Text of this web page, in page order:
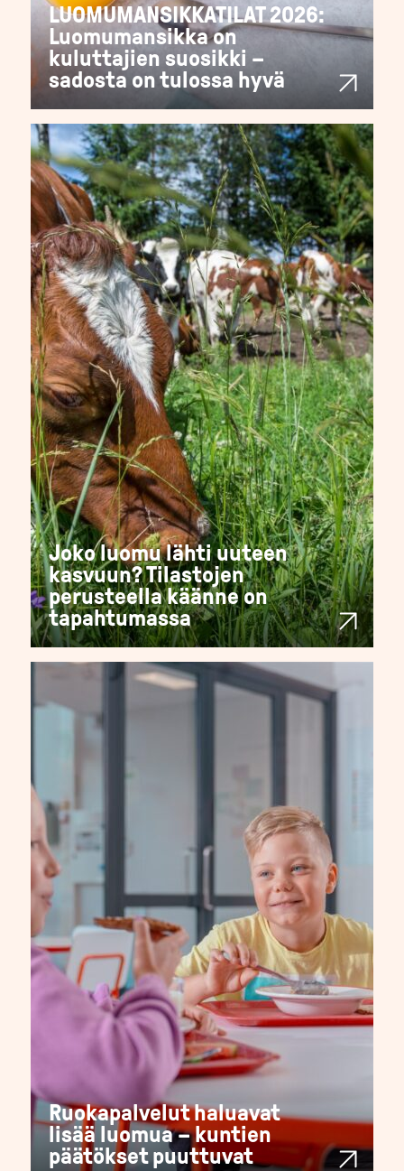
LUOMUMANSIKKATILAT 2026:
Luomumansikka on
kuluttajien suosikki –
sadosta on tulossa hyvä
Joko luomu lähti uuteen
kasvuun? Tilastojen
perusteella käänne on
tapahtumassa
Ruokapalvelut haluavat
lisää luomua – kuntien
päätökset puuttuvat